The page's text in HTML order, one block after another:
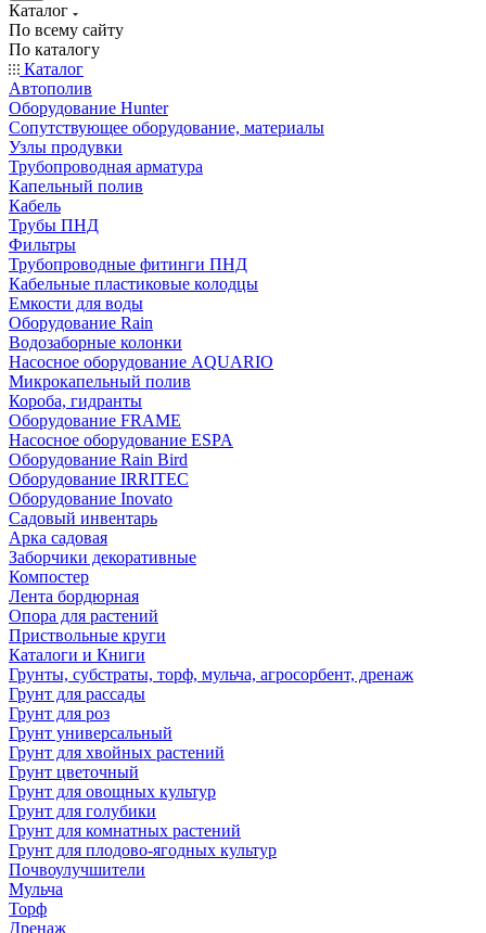
Каталог
По всему сайту
По каталогу
Каталог
Автополив
Оборудование Hunter
Сопутствующее оборудование, материалы
Узлы продувки
Трубопроводная арматура
Капельный полив
Кабель
Трубы ПНД
Фильтры
Трубопроводные фитинги ПНД
Кабельные пластиковые колодцы
Емкости для воды
Оборудование Rain
Водозаборные колонки
Насосное оборудование AQUARIO
Микрокапельный полив
Короба, гидранты
Оборудование FRAME
Насосное оборудование ESPA
Оборудование Rain Bird
Оборудование IRRITEC
Оборудование Inovato
Садовый инвентарь
Арка садовая
Заборчики декоративные
Компостер
Лента бордюрная
Опора для растений
Приствольные круги
Каталоги и Книги
Грунты, субстраты, торф, мульча, агросорбент, дренаж
Грунт для рассады
Грунт для роз
Грунт универсальный
Грунт для хвойных растений
Грунт цветочный
Грунт для овощных культур
Грунт для голубики
Грунт для комнатных растений
Грунт для плодово-ягодных культур
Почвоулучшители
Мульча
Торф
Дренаж